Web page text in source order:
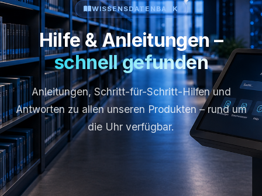
WISSENSDATENBANK
Hilfe & Anleitungen –
schnell gefunden
Anleitungen, Schritt-für-Schritt-Hilfen und
Antworten zu allen unseren Produkten – rund um
die Uhr verfügbar.